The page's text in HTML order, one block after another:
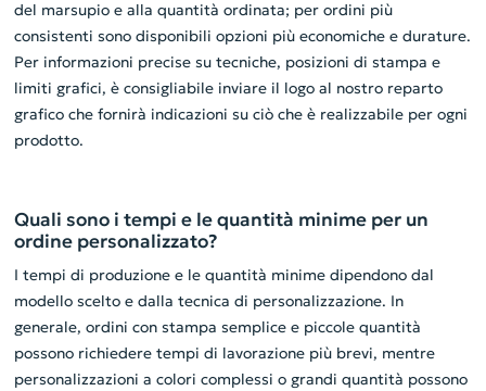
del marsupio e alla quantità ordinata; per ordini più
consistenti sono disponibili opzioni più economiche e durature.
Per informazioni precise su tecniche, posizioni di stampa e
limiti grafici, è consigliabile inviare il logo al nostro reparto
grafico che fornirà indicazioni su ciò che è realizzabile per ogni
prodotto.
Quali sono i tempi e le quantità minime per un
ordine personalizzato?
I tempi di produzione e le quantità minime dipendono dal
modello scelto e dalla tecnica di personalizzazione. In
generale, ordini con stampa semplice e piccole quantità
possono richiedere tempi di lavorazione più brevi, mentre
personalizzazioni a colori complessi o grandi quantità possono